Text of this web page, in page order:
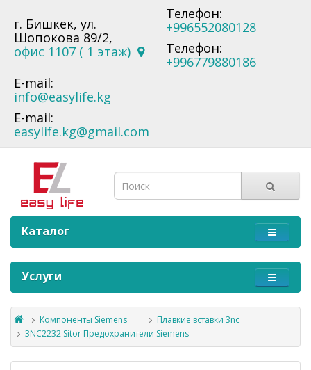
г. Бишкек, ул.
Шопокова 89/2,
офис 1107 ( 1 этаж)
Телефон:
+996552080128
Телефон:
+996779880186
E-mail:
info@easylife.kg
E-mail:
easylife.kg@gmail.com
Каталог
Услуги
Компоненты Siemens
Плавкие вставки 3nc
3NC2232 Sitor Предохранители Siemens